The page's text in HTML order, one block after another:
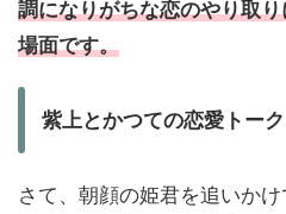
調になりがちな恋のやり取
場面です。
紫上とかつての恋愛トーク
さて、朝顔の姫君を追いか